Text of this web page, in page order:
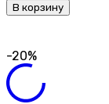
В корзину
-20%